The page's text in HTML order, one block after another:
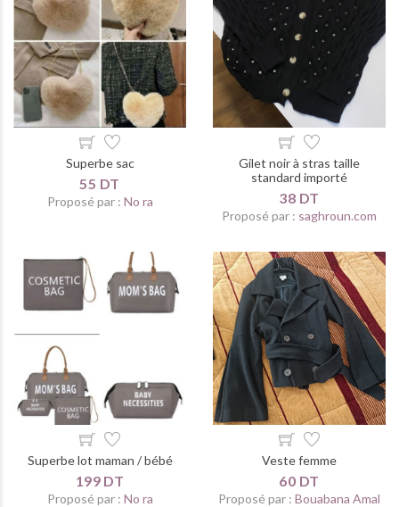
Superbe sac
55 DT
Proposé par : No ra
Gilet noir à stras taille
standard importé
38 DT
Proposé par : saghroun.com
Superbe lot maman / bébé
199 DT
Proposé par : No ra
Veste femme
60 DT
Proposé par : Bouabana Amal